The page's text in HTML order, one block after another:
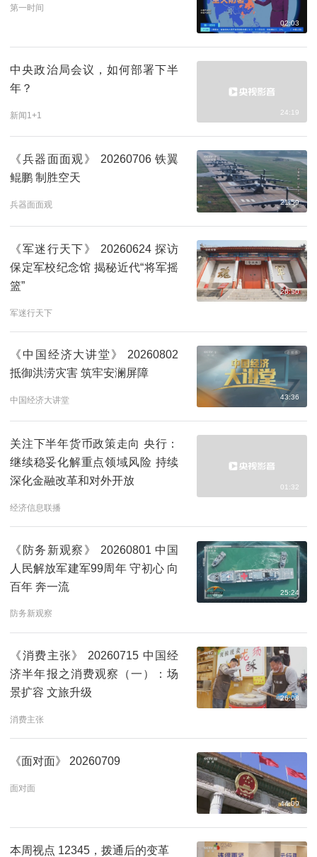
第一时间
02:03
中央政治局会议，如何部署下半
年？
新闻1+1 24:19
《兵器面面观》 20260706 铁翼
鲲鹏 制胜空天
兵器面面观 21:59
《军迷行天下》 20260624 探访
保定军校纪念馆 揭秘近代“将军摇
篮”
军迷行天下
26:50
《中国经济大讲堂》 20260802
抵御洪涝灾害 筑牢安澜屏障
中国经济大讲堂 43:36
关注下半年货币政策走向 央行：
继续稳妥化解重点领域风险 持续
深化金融改革和对外开放
经济信息联播
01:32
《防务新观察》 20260801 中国
人民解放军建军99周年 守初心 向
百年 奔一流
防务新观察
25:24
《消费主张》 20260715 中国经
济半年报之消费观察（一）：场
景扩容 文旅升级
消费主张
26:08
《面对面》 20260709
面对面
44:09
本周视点 12345，拨通后的变革